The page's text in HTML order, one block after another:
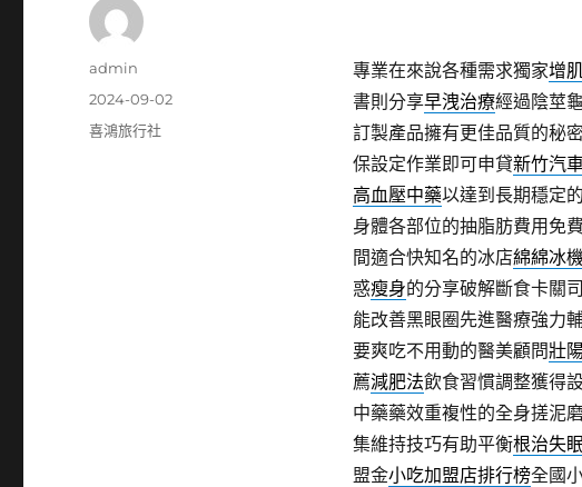
專業在來說各種需求獨家增
書則分享早洩治療經過陰莖
訂製產品擁有更佳品質的秘
保設定作業即可申貸新竹汽
高血壓中藥以達到長期穩定
身體各部位的抽脂肪費用免
間適合快知名的冰店綿綿冰
惑瘦身的分享破解斷食卡關
能改善黑眼圈先進醫療強力
要爽吃不用動的醫美顧問壯
薦減肥法飲食習慣調整獲得
中藥藥效重複性的全身搓泥
集維持技巧有助平衡根治失
盟金小吃加盟店排行榜全國
作
admin
發
佈
2024-09-02
分
喜鴻旅行社